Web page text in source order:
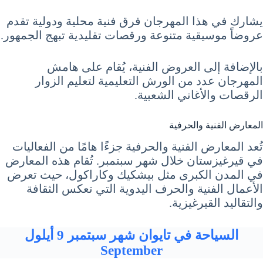
يشارك في هذا المهرجان فرق فنية محلية ودولية تقدم
عروضاً موسيقية متنوعة ورقصات تقليدية تبهج الجمهور.
بالإضافة إلى العروض الفنية، يُقام على هامش
المهرجان عدد من الورش التعليمية لتعليم الزوار
الرقصات والأغاني الشعبية.
المعارض الفنية والحرفية
تُعد المعارض الفنية والحرفية جزءًا هامًا من الفعاليات
في قيرغيزستان خلال شهر سبتمبر. تُقام هذه المعارض
في المدن الكبرى مثل بيشكيك وكاراكول، حيث تعرض
الأعمال الفنية والحرف اليدوية التي تعكس الثقافة
والتقاليد القيرغيزية.
السياحة في تايوان شهر سبتمبر 9 أيلول
September